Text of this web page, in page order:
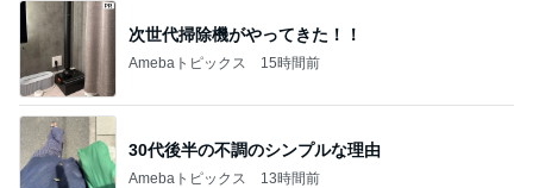
次世代掃除機がやってきた！！
Amebaトピックス 15時間前
30代後半の不調のシンプルな理由
Amebaトピックス 13時間前